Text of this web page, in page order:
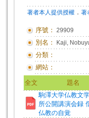
著者本人提供授權 ． 著
序號： 29909
別名： Kaji,
分類：
網站：
全文 題名
駒澤大学仏教文
所公開講演会録
仏教の自覚